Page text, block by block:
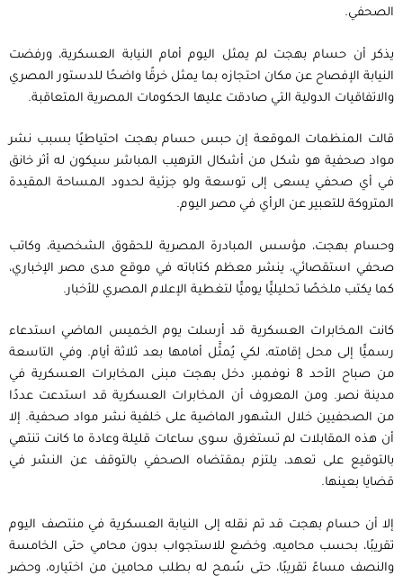
الصحفي.
يذكر أن حسام بهجت لم يمثل اليوم أمام النيابة العسكرية، ورفضت
النيابة الإفصاح عن مكان احتجازه بما يمثل خرقًا واضحًا للدستور المصري
والاتفاقيات الدولية التي صادقت عليها الحكومات المصرية المتعاقبة.
قالت المنظمات الموقعة إن حبس حسام بهجت احتياطيًا بسبب نشر
مواد صحفية هو شكل من أشكال الترهيب المباشر سيكون له أثر خانق
في أي صحفي يسعى إلى توسعة ولو جزئية لحدود المساحة المقيدة
المتروكة للتعبير عن الرأي في مصر اليوم.
وحسام بهجت، مؤسس المبادرة المصرية للحقوق الشخصية، وكاتب
صحفي استقصائي، ينشر معظم كتاباته في موقع مدى مصر الإخباري،
كما يكتب ملخصًا تحليليًّا يوميًّا لتغطية الإعلام المصري للأخبار.
كانت المخابرات العسكرية قد أرسلت يوم الخميس الماضي استدعاء
رسميًّا إلى محل إقامته، لكي يُمثَّل أمامها بعد ثلاثة أيام. وفي التاسعة
من صباح الأحد 8 نوفمبر، دخل بهجت مبنى المخابرات العسكرية في
مدينة نصر. ومن المعروف أن المخابرات العسكرية قد استدعت عددًا
من الصحفيين خلال الشهور الماضية على خلفية نشر مواد صحفية. إلا
أن هذه المقابلات لم تستغرق سوى ساعات قليلة وعادة ما كانت تنتهي
بالتوقيع على تعهد، يلتزم بمقتضاه الصحفي بالتوقف عن النشر في
قضايا بعينها.
إلا أن حسام بهجت قد تم نقله إلى النيابة العسكرية في منتصف اليوم
تقريبًا، بحسب محاميه، وخضع للاستجواب بدون محامي حتى الخامسة
والنصف مساءً تقريبًا، حتى سُمح له بطلب محامين من اختياره، وحضر